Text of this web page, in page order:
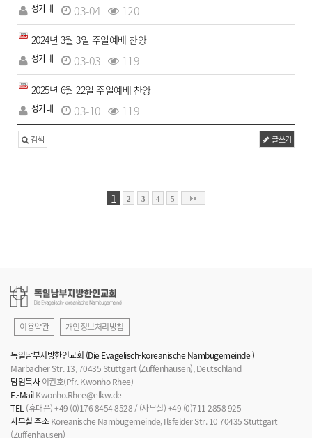
성가대 03-04 120
2024년 3월 3일 주일예배 찬양
성가대 03-03 119
2025년 6월 22일 주일예배 찬양
성가대 03-10 119
검색 글쓰기
1 2 3 4 5
이용약관 개인정보처리방침
독일남부지방한인교회 (Die Evagelisch-koreanische Nambugemeinde )
Marbacher Str. 13, 70435 Stuttgart (Zuffenhausen), Deutschland
담임목사이권호(Pfr. Kwonho Rhee)
E.-MailKwonho.Rhee@elkw.de
TEL(휴대폰) +49 (0)176 8454 8528 / (사무실) +49 (0)711 2858 925
사무실 주소Koreanische Nambugemeinde, Ilsfelder Str. 10 70435 Stuttgart
(Zuffenhausen)